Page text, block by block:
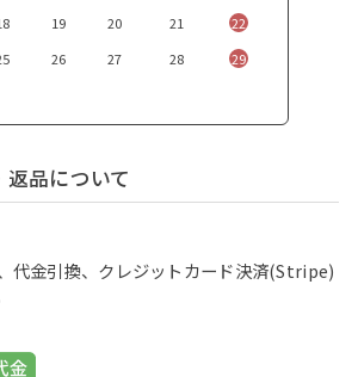
19 20 21
22
26 27 28
29
品について
代金引換、クレジットカード決済(Stripe)